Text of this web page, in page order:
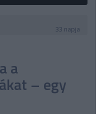
33 napja
a
– egy